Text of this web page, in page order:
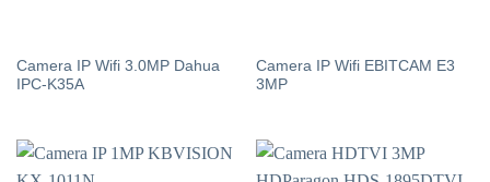
Camera IP Wifi 3.0MP Dahua
IPC-K35A
Camera IP Wifi EBITCAM E3
3MP